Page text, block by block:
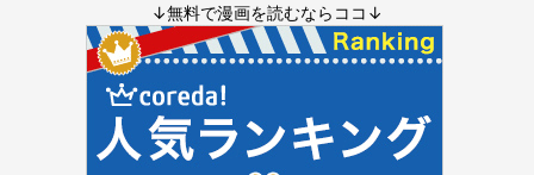
↓無料で漫画を読むならココ↓